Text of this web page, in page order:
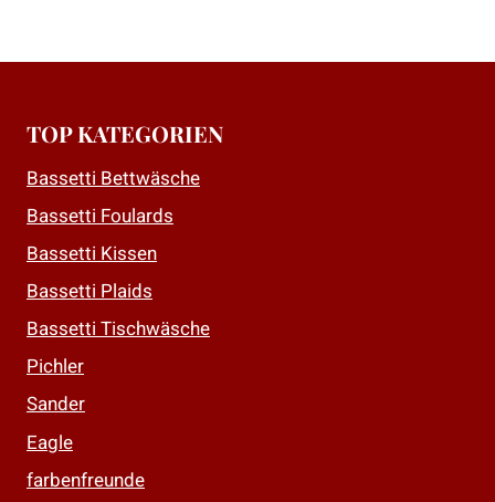
TOP KATEGORIEN
Bassetti Bettwäsche
Bassetti Foulards
Bassetti Kissen
Bassetti Plaids
Bassetti Tischwäsche
Pichler
Sander
Eagle
farbenfreunde